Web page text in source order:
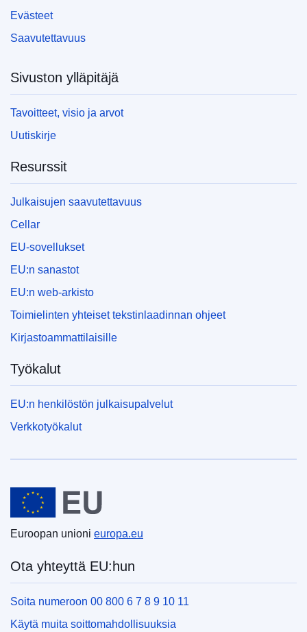
Evästeet
Saavutettavuus
Sivuston ylläpitäjä
Tavoitteet, visio ja arvot
Uutiskirje
Resurssit
Julkaisujen saavutettavuus
Cellar
EU-sovellukset
EU:n sanastot
EU:n web-arkisto
Toimielinten yhteiset tekstinlaadinnan ohjeet
Kirjastoammattilaisille
Työkalut
EU:n henkilöstön julkaisupalvelut
Verkkotyökalut
Euroopan unioni
Euroopan unioni europa.eu
Ota yhteyttä EU:hun
Soita numeroon 00 800 6 7 8 9 10 11
Käytä muita soittomahdollisuuksia